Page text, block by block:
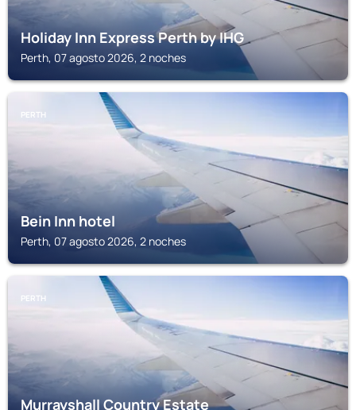
Holiday Inn Express Perth by IHG
Perth, 07 agosto 2026, 2 noches
PERTH
Bein Inn hotel
Perth, 07 agosto 2026, 2 noches
PERTH
Murrayshall Country Estate